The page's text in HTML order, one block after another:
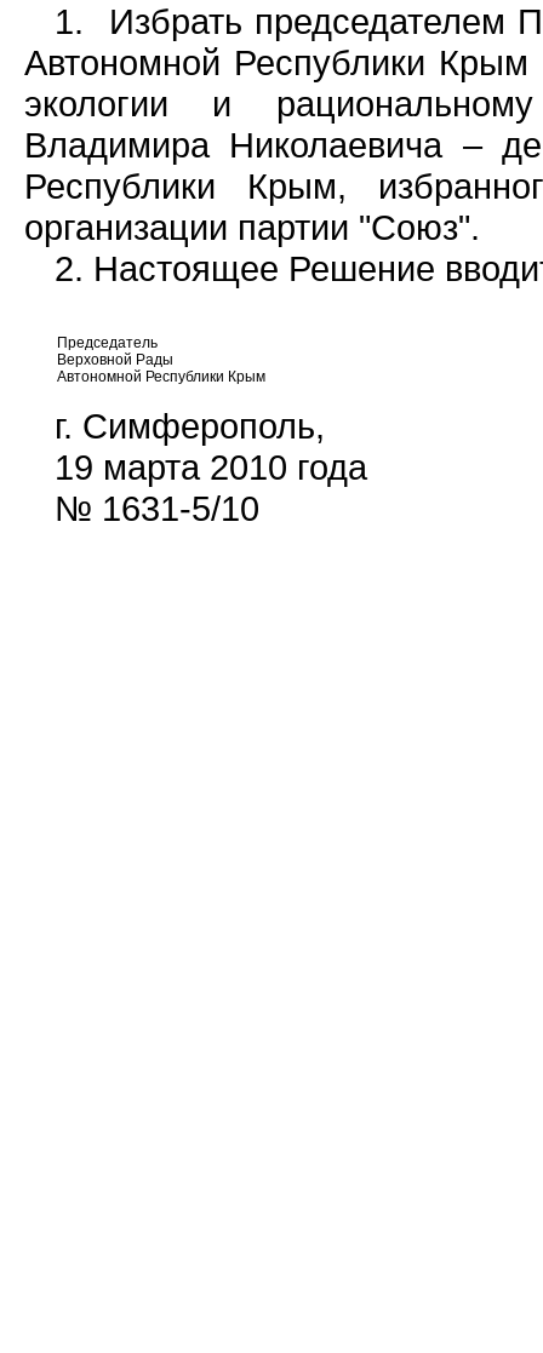
1. Избрать председателем
Автономной Республики
экологии и
Владимира Николаевича –
Республики Крым,
организации партии "Союз".
2. Настоящее Решение
Председатель
Верховной Рады
Автономной Республики Крым
г. Симферополь,
19 марта 2010 года
№ 1631-5/10